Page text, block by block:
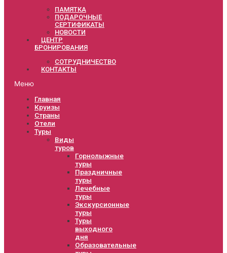
ПАМЯТКА
ПОДАРОЧНЫЕ
СЕРТИФИКАТЫ
НОВОСТИ
ЦЕНТР
БРОНИРОВАНИЯ
СОТРУДНИЧЕСТВО
КОНТАКТЫ
Меню
Главная
Круизы
Страны
Отели
Туры
Виды
туров
Горнолыжные
туры
Праздничные
туры
Лечебные
туры
Экскурсионные
туры
Туры
выходного
дня
Образовательные